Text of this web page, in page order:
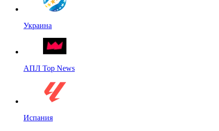
Украина
АПЛ Top News
Испания